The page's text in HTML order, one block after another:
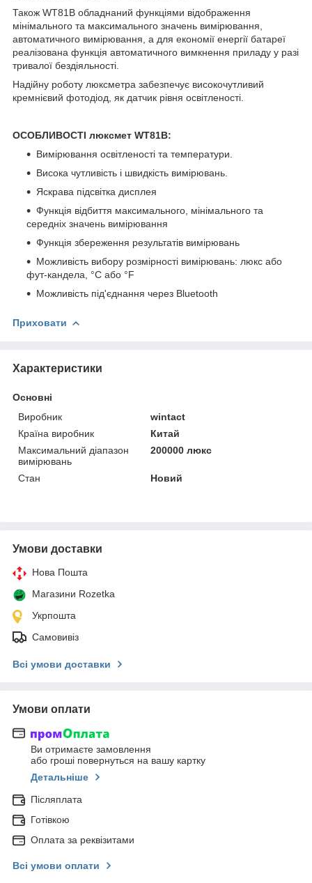
Також WT81B обладнаний функціями відображення
мінімального та максимального значень вимірювання,
автоматичного вимірювання, а для економії енергії батареї
реалізована функція автоматичного вимкнення приладу у разі
тривалої бездіяльності.
Надійну роботу люксметра забезпечує високочутливий
кремнієвий фотодіод, як датчик рівня освітленості.
ОСОБЛИВОСТІ люксмет WT81B:
Вимірювання освітленості та температури.
Висока чутливість і швидкість вимірювань.
Яскрава підсвітка дисплея
Функція відбиття максимального, мінімального та
середніх значень вимірювання
Функція збереження результатів вимірювань
Можливість вибору розмірності вимірювань: люкс або
фут-кандела, °C або °F
Можливість під'єднання через Bluetooth
Приховати
Характеристики
Основні
Виробник
wintact
Країна виробник
Китай
Максимальний діапазон
вимірювань
200000 люкс
Стан Новий
Умови доставки
Нова Пошта
Магазини Rozetka
Укрпошта
Самовивіз
Всі умови доставки
Умови оплати
Ви отримаєте замовлення
або гроші повернуться на вашу картку
Детальніше
Післяплата
Готівкою
Оплата за реквізитами
Всі умови оплати